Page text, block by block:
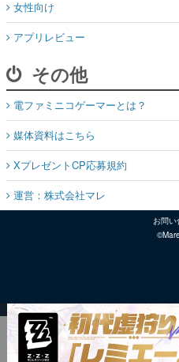
女性向け
アプリレビュー
その他
電ファミニコゲーマーとは？
媒体資料はこちら
XプレゼントCP応募規約
運営：株式会社マレ
お問い